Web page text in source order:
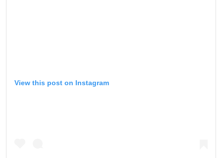
View this post on Instagram